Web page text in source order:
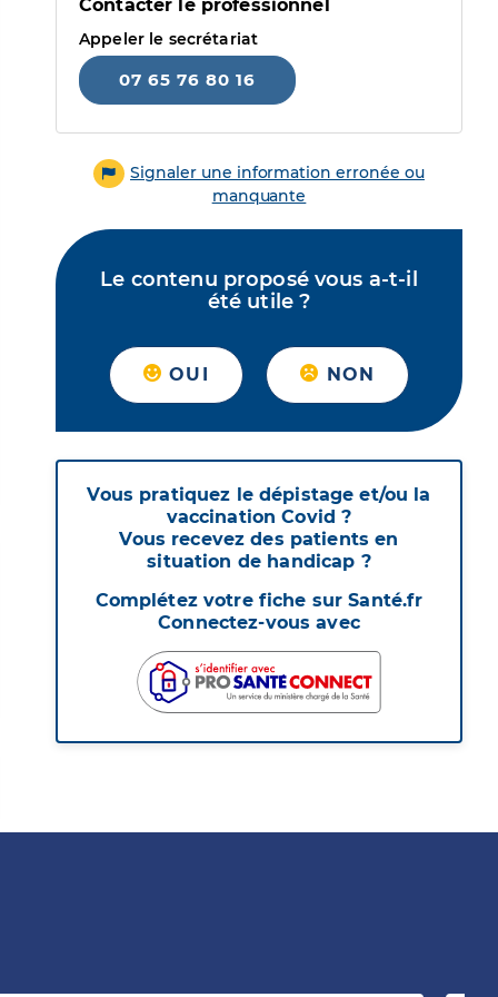
Contacter le professionnel
Appeler le secrétariat
07 65 76 80 16
Signaler une information erronée ou
manquante
Le contenu proposé vous a-t-il
été utile ?
OUI NON
Vous pratiquez le dépistage et/ou la
vaccination Covid ?
Vous recevez des patients en
situation de handicap ?
Complétez votre fiche sur Santé.fr
Connectez-vous avec